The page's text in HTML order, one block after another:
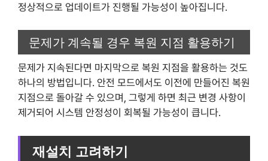
정상적으로 업데이트가 진행될 가능성이 높아집니다.
문제가 계속될 경우 복원 지점 활용하기
문제가 지속된다면 마지막으로 복원 지점을 활용하는 것도
하나의 방법입니다. 안전 모드에서도 이전에 만들어진 복원
지점으로 돌아갈 수 있으며, 그렇게 하면 최근 변경 사항이
제거되어 시스템 안정성이 회복될 가능성이 큽니다.
재설치 고려하기